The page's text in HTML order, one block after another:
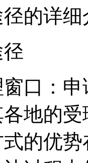
的详细
口‌：
地的
的优